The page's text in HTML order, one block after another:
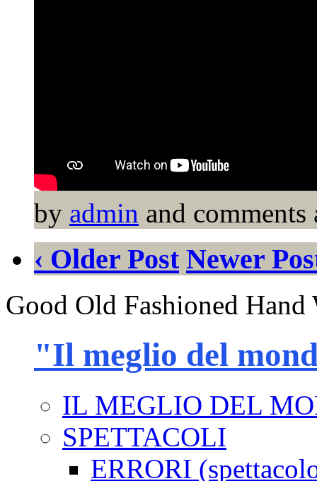
by admin and comments
‹ Older Post Newer
Good Old Fashioned
"Il meglio del
IL MEGLIO DEL
SPETTACOLI
ERRORI